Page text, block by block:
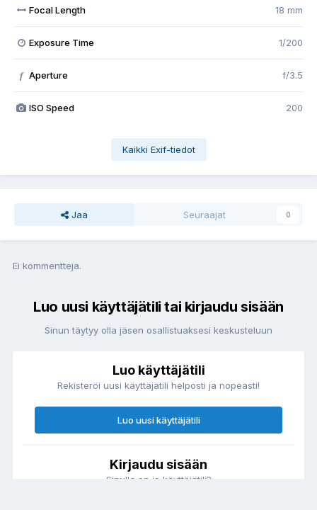
Focal Length 18 mm
Exposure Time 1/200
f Aperture f/3.5
ISO Speed 200
Kaikki Exif-tiedot
Jaa Seuraajat 0
Ei kommentteja.
Luo uusi käyttäjätili tai kirjaudu sisään
Sinun täytyy olla jäsen osallistuaksesi keskusteluun
Luo käyttäjätili
Rekisteröi uusi käyttäjätili helposti ja nopeasti!
Luo uusi käyttäjätili
Kirjaudu sisään
Sinulla on jo käyttäjätili?